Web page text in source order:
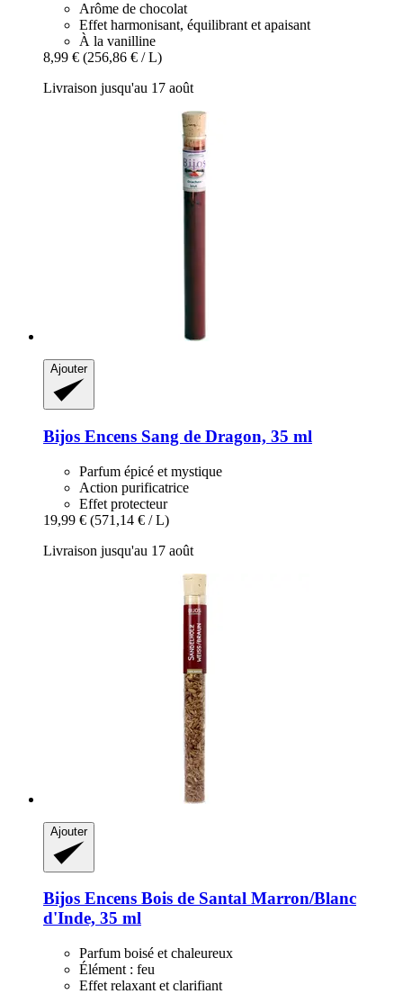
Arôme de chocolat
Effet harmonisant, équilibrant et apaisant
À la vanilline
8,99 € (256,86 € / L)
Livraison jusqu'au 17 août
Ajouter
Bijos Encens Sang de Dragon, 35 ml
Parfum épicé et mystique
Action purificatrice
Effet protecteur
19,99 € (571,14 € / L)
Livraison jusqu'au 17 août
Ajouter
Bijos Encens Bois de Santal Marron/Blanc
d'Inde, 35 ml
Parfum boisé et chaleureux
Élément : feu
Effet relaxant et clarifiant